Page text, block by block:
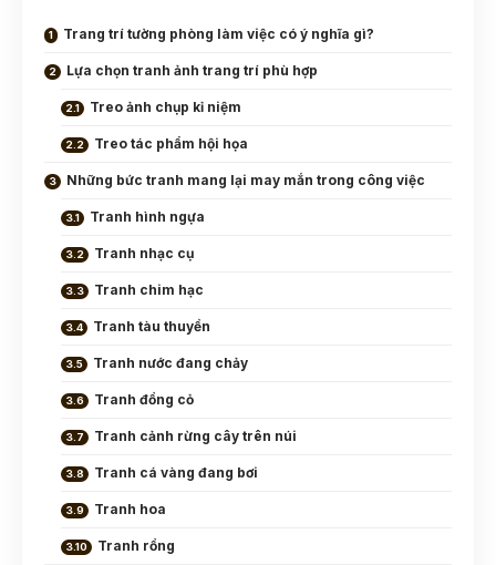
Trang trí tường phòng làm việc có ý nghĩa gì?
Lựa chọn tranh ảnh trang trí phù hợp
Treo ảnh chụp kỉ niệm
Treo tác phẩm hội họa
Những bức tranh mang lại may mắn trong công việc
Tranh hình ngựa
Tranh nhạc cụ
Tranh chim hạc
Tranh tàu thuyền
Tranh nước đang chảy
Tranh đồng cỏ
Tranh cảnh rừng cây trên núi
Tranh cá vàng đang bơi
Tranh hoa
Tranh rồng